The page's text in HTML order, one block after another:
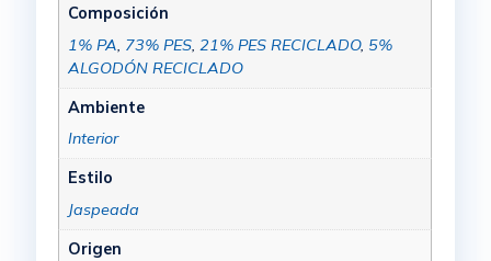
Composición
1% PA 73% PES, 21% PES RECICLADO, 5%
ALGODÓN RECICLADO
Ambiente
Interior
Estilo
Jaspeada
Origen